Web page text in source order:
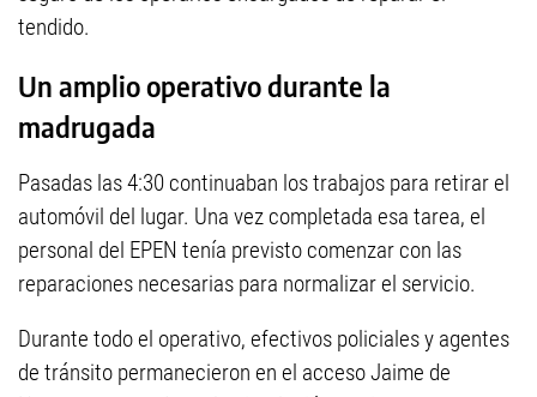
tendido.
Un amplio operativo durante la
madrugada
Pasadas las 4:30 continuaban los trabajos para retirar el
automóvil del lugar. Una vez completada esa tarea, el
personal del EPEN tenía previsto comenzar con las
reparaciones necesarias para normalizar el servicio.
Durante todo el operativo, efectivos policiales y agentes
de tránsito permanecieron en el acceso Jaime de